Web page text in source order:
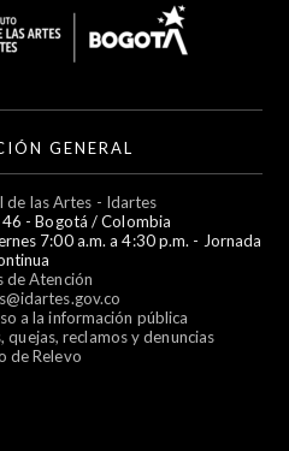
GENERAL
las Artes - Idartes
- Bogotá / Colombia
7:00 a.m. a 4:30 p.m. - Jornada
de Atención
a la información pública
reclamos y denuncias
de Relevo